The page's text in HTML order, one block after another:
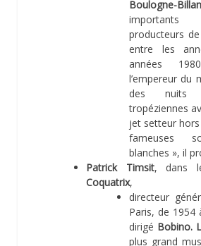
Boulogne-
producteurs
entre les
années
l’empereur du
des nuits
tropéziennes
jet setteur
fameuses
blanches », il
Patrick Timsit, dans
Coquatrix,
directeur
Paris, de 1954
dirigé Bobino.
plus grand